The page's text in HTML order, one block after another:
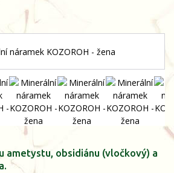
ametystu, obsidiánu (vločkový) a